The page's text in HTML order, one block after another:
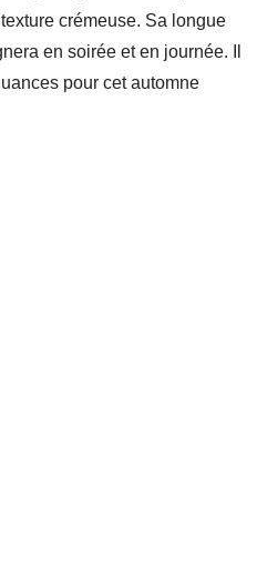
crémeuse. Sa longue
en soirée et en journée. Il
pour cet automne